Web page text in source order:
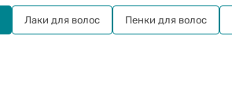
Лаки для волос Пенки для волос